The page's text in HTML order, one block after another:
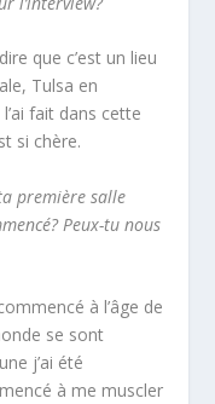
que c’est un lieu
Tulsa en
fait dans cette
si chère.
première salle
Peux-tu nous
à l’âge de
se sont
j’ai été
à me muscler